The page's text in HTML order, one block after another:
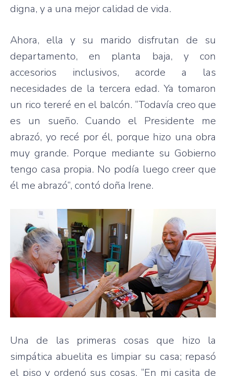
digna, y a una mejor calidad de vida.
Ahora, ella y su marido disfrutan de su
departamento, en planta baja, y con
accesorios inclusivos, acorde a las
necesidades de la tercera edad. Ya tomaron
un rico tereré en el balcón. “Todavía creo que
es un sueño. Cuando el Presidente me
abrazó, yo recé por él, porque hizo una obra
muy grande. Porque mediante su Gobierno
tengo casa propia. No podía luego creer que
él me abrazó”, contó doña Irene.
Una de las primeras cosas que hizo la
simpática abuelita es limpiar su casa; repasó
el piso y ordenó sus cosas. “En mi casita de